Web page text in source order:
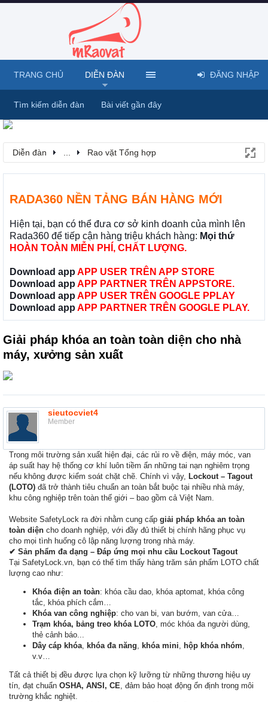
Diễn đàn Rao vặt Tổng hợp
RADA360 NỀN TẢNG BÁN HÀNG MỚI
Hiện tại, bạn có thể đưa cơ sở kinh doanh của mình lên
Rada360 để tiếp cận hàng triệu khách hàng: Mọi thứ
HOÀN TOÀN MIỄN PHÍ, CHẤT LƯỢNG.
Download app APP USER TRÊN APP STORE
Download app APP PARTNER TRÊN APPSTORE.
Download app APP USER TRÊN GOOGLE PPLAY
Download app APP PARTNER TRÊN GOOGLE PLAY.
Giải pháp khóa an toàn toàn diện cho nhà
máy, xưởng sản xuất
sieutocviet4
Member
Trong môi trường sản xuất hiện đại, các rủi ro về điện, máy móc, van
áp suất hay hệ thống cơ khí luôn tiềm ẩn những tai nạn nghiêm trọng
nếu không được kiểm soát chặt chẽ. Chính vì vậy, Lockout – Tagout
(LOTO) đã trở thành tiêu chuẩn an toàn bắt buộc tại nhiều nhà máy,
khu công nghiệp trên toàn thế giới – bao gồm cả Việt Nam.
Website SafetyLock ra đời nhằm cung cấp giải pháp khóa an toàn
toàn diện cho doanh nghiệp, với đầy đủ thiết bị chính hãng phục vụ
cho mọi tình huống cô lập năng lượng trong nhà máy.
✔ Sản phẩm đa dạng – Đáp ứng mọi nhu cầu Lockout Tagout
Tại SafetyLock.vn, bạn có thể tìm thấy hàng trăm sản phẩm LOTO chất
lượng cao như:
Khóa điện an toàn: khóa cầu dao, khóa aptomat, khóa công
tắc, khóa phích cắm…
Khóa van công nghiệp: cho van bi, van bướm, van cửa…
Trạm khóa, bảng treo khóa LOTO, móc khóa đa người dùng,
thẻ cảnh báo...
Dây cáp khóa, khóa đa năng, khóa mini, hộp khóa nhóm,
v.v…
Tất cả thiết bị đều được lựa chọn kỹ lưỡng từ những thương hiệu uy
tín, đạt chuẩn OSHA, ANSI, CE, đảm bảo hoạt động ổn định trong môi
trường khắc nghiệt.
TRANG CHỦ DIỄN ĐÀN
Tìm kiếm diễn đàn Bài viết gần đây
ĐĂNG NHẬP